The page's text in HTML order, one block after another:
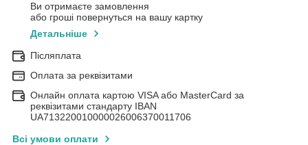
Ви отримаєте замовлення
або гроші повернуться на вашу картку
Детальніше
Післяплата
Оплата за реквізитами
Онлайн оплата картою VISA або MasterCard за
реквізитами стандарту IBAN
UA713220010000026006370011706
Всі умови оплати